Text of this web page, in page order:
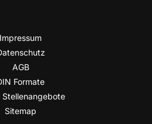
Impres­sum
AGB
For­ma­te
Site­map